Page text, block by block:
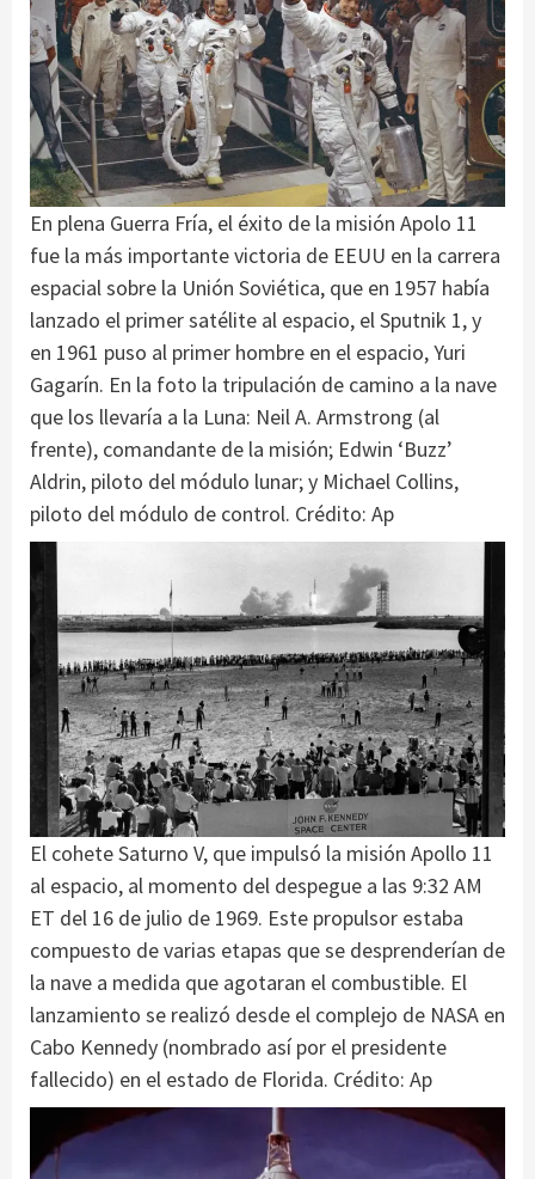
En plena Guerra Fría, el éxito de la misión Apolo 11
fue la más importante victoria de EEUU en la carrera
espacial sobre la Unión Soviética, que en 1957 había
lanzado el primer satélite al espacio, el Sputnik 1, y
en 1961 puso al primer hombre en el espacio, Yuri
Gagarín. En la foto la tripulación de camino a la nave
que los llevaría a la Luna: Neil A. Armstrong (al
frente), comandante de la misión; Edwin ‘Buzz’
Aldrin, piloto del módulo lunar; y Michael Collins,
piloto del módulo de control. Crédito: Ap
El cohete Saturno V, que impulsó la misión Apollo 11
al espacio, al momento del despegue a las 9:32 AM
ET del 16 de julio de 1969. Este propulsor estaba
compuesto de varias etapas que se desprenderían de
la nave a medida que agotaran el combustible. El
lanzamiento se realizó desde el complejo de NASA en
Cabo Kennedy (nombrado así por el presidente
fallecido) en el estado de Florida. Crédito: Ap